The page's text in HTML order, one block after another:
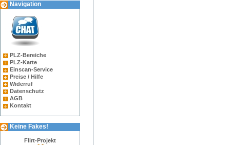
Navigation
PLZ-Bereiche
PLZ-Karte
Einscan-Service
Preise / Hilfe
Widerruf
Datenschutz
AGB
Kontakt
Keine Fakes!
Flirt-Projekt